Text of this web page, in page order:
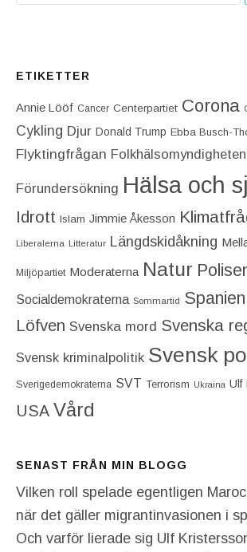
ETIKETTER
Annie Lööf Cancer Centerpartiet‎ Corona
Cykling Djur Donald Trump Ebba Busch-
Flyktingfrågan Folkhälsomyndigheten
Förundersökning Hälsa och
Idrott Islam Jimmie Åkesson
Liberalerna Litteratur Längdskidåkning
Miljöpartiet Moderaterna Natur
Socialdemokraterna Sommartid Spanien
Löfven Svenska mord Svenska
Svensk kriminalpolitik Svensk
Sverigedemokraterna SVT Terrorism Ukraina Ulf
USA Vård
SENAST FRÅN MIN BLOGG
Vilken roll spelade egentligen
när det gäller migrantinvasionen i
Och varför lierade sig Ulf